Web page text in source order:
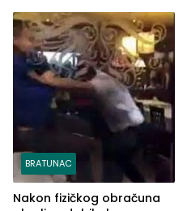
BRATUNAC
Nakon fizičkog obračuna